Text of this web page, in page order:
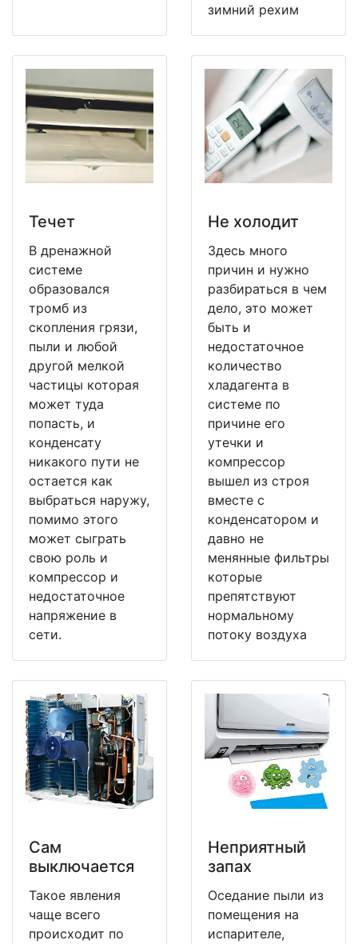
зимний рехим
Течет
В дренажной
системе
образовался
тромб из
скопления грязи,
пыли и любой
другой мелкой
частицы которая
может туда
попасть, и
конденсату
никакого пути не
остается как
выбраться наружу,
помимо этого
может сыграть
свою роль и
компрессор и
недостаточное
напряжение в
сети.
Не холодит
Здесь много
причин и нужно
разбираться в чем
дело, это может
быть и
недостаточное
количество
хладагента в
системе по
причине его
утечки и
компрессор
вышел из строя
вместе с
конденсатором и
давно не
менянные фильтры
которые
препятствуют
нормальному
потоку воздуха
Сам
выключается
Такое явления
чаще всего
происходит по
Неприятный
запах
Оседание пыли из
помещения на
испарителе,